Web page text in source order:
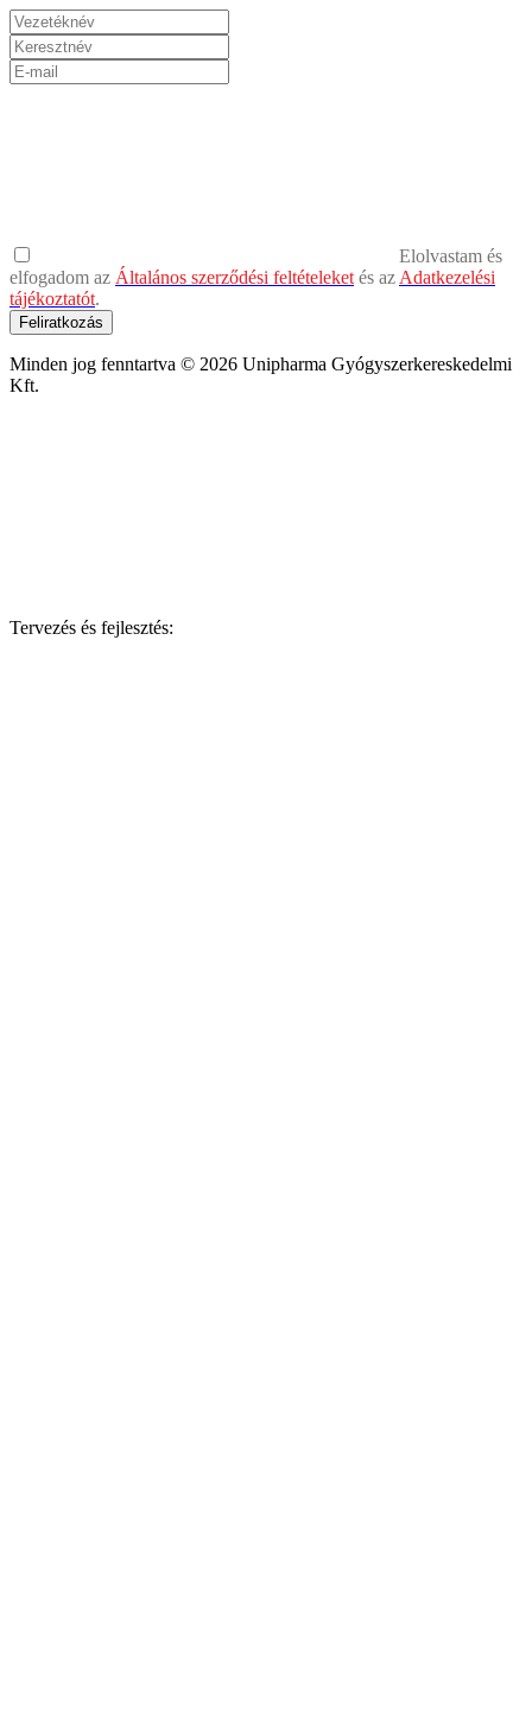
Elolvastam és
elfogadom az Általános szerződési feltételeket és az Adatkezelési
tájékoztatót.
Feliratkozás
Minden jog fenntartva © 2026 Unipharma Gyógyszerkereskedelmi
Kft.
Tervezés és fejlesztés: